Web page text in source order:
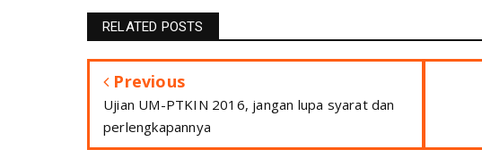
RELATED POSTS
Previous
Ujian UM-PTKIN 2016, jangan lupa syarat dan
perlengkapannya